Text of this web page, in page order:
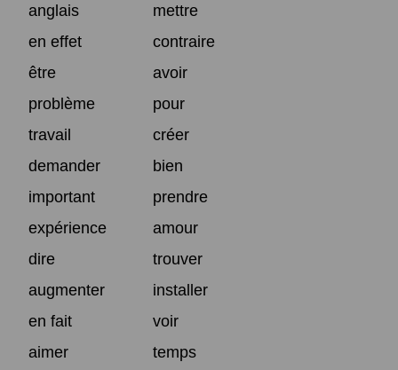
anglais
mettre
en effet
contraire
être
avoir
problème
pour
travail
créer
demander
bien
important
prendre
expérience
amour
dire
trouver
augmenter
installer
en fait
voir
aimer
temps